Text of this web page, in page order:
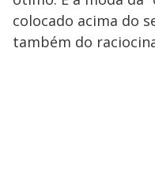
colocado acima do
também do